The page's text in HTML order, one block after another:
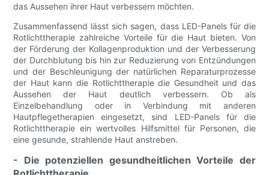
das Aussehen ihrer Haut verbessern möchten.
Zusammenfassend lässt sich sagen, dass LED-Panels für die
Rotlichttherapie zahlreiche Vorteile für die Haut bieten. Von
der Förderung der Kollagenproduktion und der Verbesserung
der Durchblutung bis hin zur Reduzierung von Entzündungen
und der Beschleunigung der natürlichen Reparaturprozesse
der Haut kann die Rotlichttherapie die Gesundheit und das
Aussehen der Haut deutlich verbessern. Ob als
Einzelbehandlung oder in Verbindung mit anderen
Hautpflegetherapien eingesetzt, sind LED-Panels für die
Rotlichttherapie ein wertvolles Hilfsmittel für Personen, die
eine gesunde, strahlende Haut anstreben.
- Die potenziellen gesundheitlichen Vorteile der